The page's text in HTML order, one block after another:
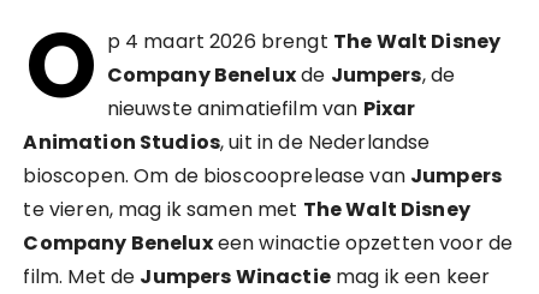
O p 4 maart 2026 brengt The Walt Disney
Company Beneluxde Jumpers, de
nieuwste animatiefilm van Pixar
Animation Studios, uit in de Nederlandse
bioscopen. Om de bioscooprelease van Jumpers
te vieren, mag ik samen met The Walt Disney
Company Beneluxeen winactie opzetten voor de
film. Met de Jumpers Winactiemag ik een keer